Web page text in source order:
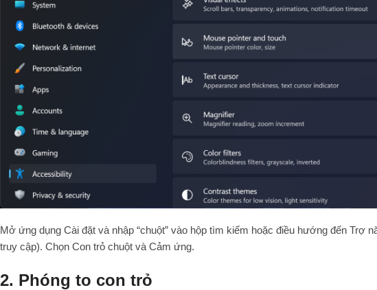
Mở ứng dụng Cài đặt và nhập “chuột” vào hộp tìm kiếm hoặc điều hướng đến Trợ
truy cập). Chọn Con trỏ chuột và Cảm ứng.
2. Phóng to con trỏ